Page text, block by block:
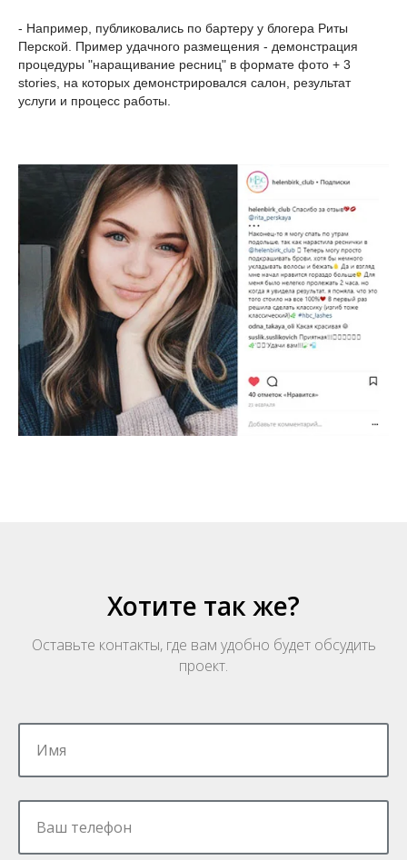
- Например, публиковались по бартеру у блогера Риты
Перской. Пример удачного размещения - демонстрация
процедуры "наращивание ресниц" в формате фото + 3
stories, на которых демонстрировался салон, результат
услуги и процесс работы.
Хотите так же?
Оставьте контакты, где вам удобно будет обсудить
проект.
Имя
Ваш телефон